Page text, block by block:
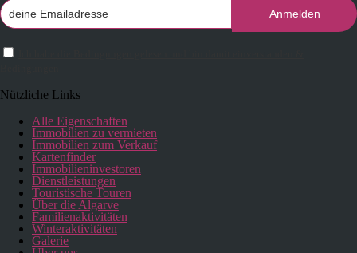
Nützliche Links
Alle Eigenschaften
Immobilien zu vermieten
Immobilien zum Verkauf
Kartenfinder
Immobilieninvestoren
Dienstleistungen
Touristische Touren
Über die Algarve
Familienaktivitäten
Winteraktivitäten
Galerie